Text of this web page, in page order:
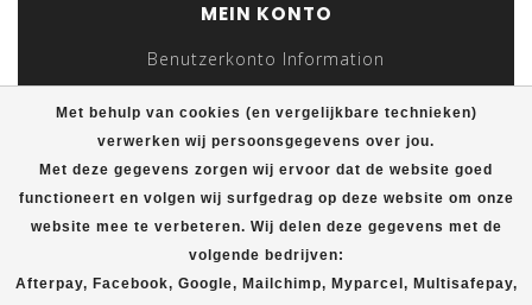
Met behulp van cookies (en vergelijkbare technieken)
verwerken wij persoonsgegevens over jou.
Met deze gegevens zorgen wij ervoor dat de website goed
functioneert en volgen wij surfgedrag op deze website om onze
website mee te verbeteren. Wij delen deze gegevens met de
volgende bedrijven:
Afterpay, Facebook, Google, Mailchimp, Myparcel, Multisafepay,
MEIN KONTO
Benutzerkonto Information
Meine Bestellungen
Meine Nachrichten (Tickets)
Mein Wunschzettel
Vergleichen
Alle Produkte